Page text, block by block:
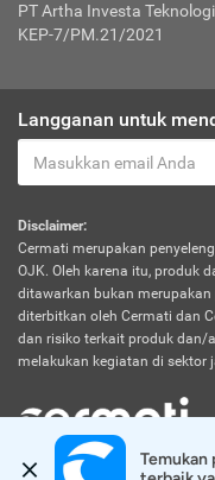
PT Artha Investa Teknologi
KEP-7/PM.21/2021
Langganan untuk
Disclaimer:
Cermati merupakan
OJK. Oleh karena itu, produk
ditawarkan bukan
diterbitkan oleh Cermati dan
dan risiko terkait produk dan/
melakukan kegiatan di sektor
© 2026 Cermati. All Rights
Temukan